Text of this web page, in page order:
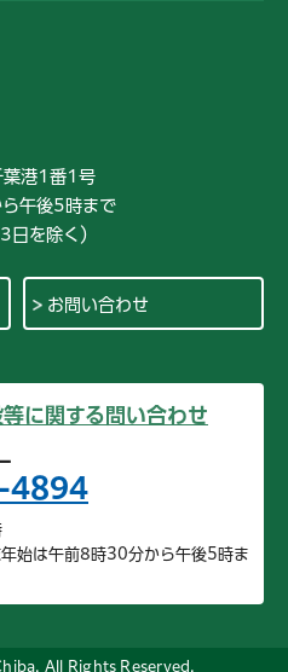
港1番1号
午後5時まで
を除く）
お問い合わせ
に関する問い合わせ
4894
始は午前8時30分から午後5時ま
All Rights Reserved.